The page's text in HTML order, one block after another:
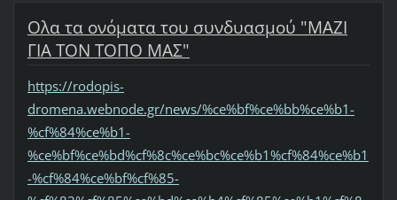
Ολα τα ονόματα του συνδυασμού "ΜΑΖΙ
ΓΙΑ ΤΟΝ ΤΟΠΟ ΜΑΣ"
https://rodopis-
dromena.webnode.gr/news/%ce%bf%ce%bb%ce%b1-
%cf%84%ce%b1-
%ce%bf%ce%bd%cf%8c%ce%bc%ce%b1%cf%84%ce%b1
-%cf%84%ce%bf%cf%85-